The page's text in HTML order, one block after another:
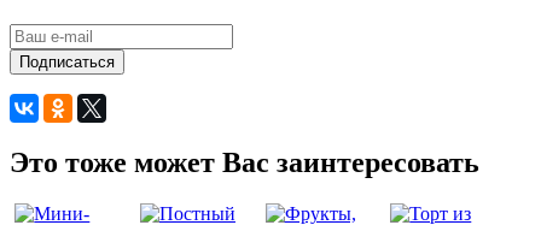
Подписаться
Это тоже может Вас заинтересовать